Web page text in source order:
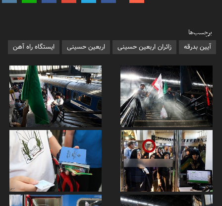
برچسب‌ها
آیین بدرقه زائران اربعین حسینی اربعین حسینی ایستگاه راه آهن